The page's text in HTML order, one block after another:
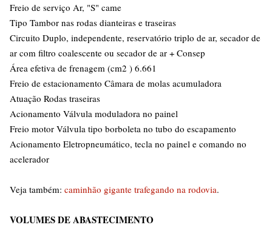
Freio de serviço Ar, "S" came
Tipo Tambor nas rodas dianteiras e traseiras
Circuito Duplo, independente, reservatório triplo de ar, secador de
ar com filtro coalescente ou secador de ar + Consep
Área efetiva de frenagem (cm2 ) 6.661
Freio de estacionamento Câmara de molas acumuladora
Atuação Rodas traseiras
Acionamento Válvula moduladora no painel
Freio motor Válvula tipo borboleta no tubo do escapamento
Acionamento Eletropneumático, tecla no painel e comando no
acelerador
Veja também: caminhão gigante trafegando na rodovia.
VOLUMES DE ABASTECIMENTO